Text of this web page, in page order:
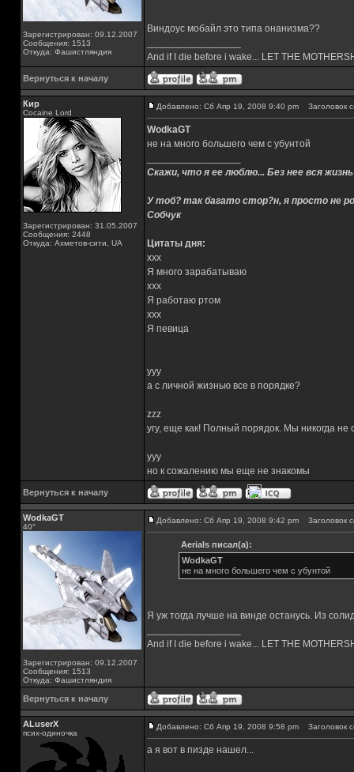
Зарегистрирован: 09.12.2007
Сообщения: 1513
Откуда: Фашистляндия
Виндоус мобайл это типа онанизма??
And if I die before i wake... LET THE
Вернуться к началу
Кир
Cocaine Lord
Зарегистрирован: 31.05.2007
Сообщения: 2448
Откуда: Ахметов-сити, UA
Добавлено: Сб Апр 19, 2008 9:40 pm Заголовок
WodkaGT
не на много большего чем с убунтой
Скажи, что я ее люблю... Без нее вся
У тоб? так багато стор?н, я просто не
Собчук
Цитаты дня:
xxx
Я много зарабатываю
xxx
Я работаю ртом
xxx
Я певица
yyy
а с личной жизнью все в порядке?
zzz
угу, еще как! Полный порядок. Мы никогда
yyy
но к сожалению мы еще не знакомы
Вернуться к началу
WodkaGT
40°
Зарегистрирован: 09.12.2007
Сообщения: 1513
Откуда: Фашистляндия
Добавлено: Сб Апр 19, 2008 9:42 pm Заголовок
Aerials писал(а):
WodkaGT
не на много большего чем с убунтой
Я уж тогда лучше на винде останусь. Из
And if I die before i wake... LET THE
Вернуться к началу
ALuserX
псих-одиночка
Добавлено: Сб Апр 19, 2008 9:58 pm Заголовок
а я вот в пизде нашел...